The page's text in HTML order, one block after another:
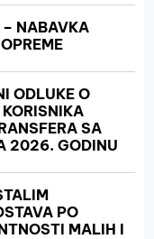
NABAVKA
ODLUKE O
SA
2026. GODINU
PO
MALIH I